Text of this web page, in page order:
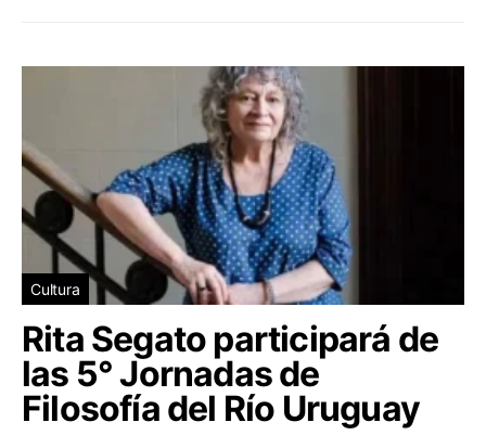
Cultura
Rita Segato participará de
las 5° Jornadas de
Filosofía del Río Uruguay